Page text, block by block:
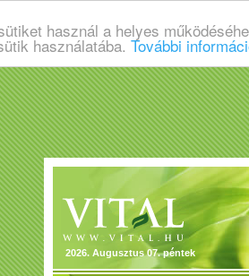
használ a helyes
használatába. További
2026. Augusztus 07. péntek